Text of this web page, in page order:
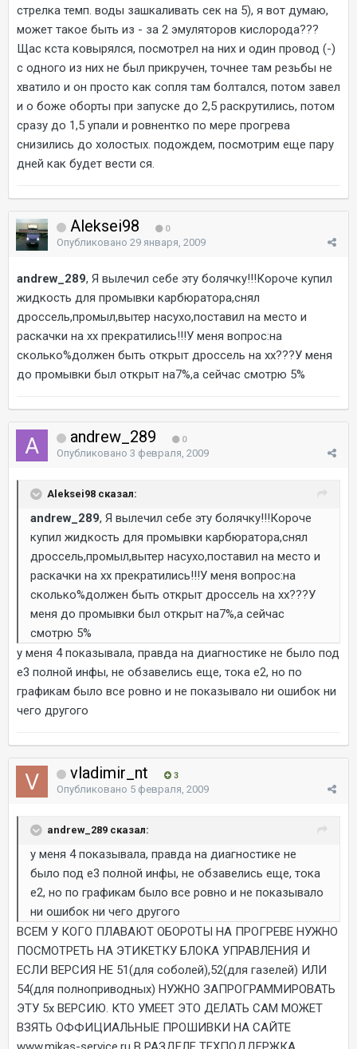
стрелка темп. воды зашкаливать сек на 5), я вот думаю,
может такое быть из - за 2 эмуляторов кислорода???
Щас кста ковырялся, посмотрел на них и один провод (-)
с одного из них не был прикручен, точнее там резьбы не
хватило и он просто как сопля там болтался, потом завел
и о боже оборты при запуске до 2,5 раскрутились, потом
сразу до 1,5 упали и ровнентко по мере прогрева
снизились до холостых. подождем, посмотрим еще пару
дней как будет вести ся.
Aleksei98 0
Опубликовано 29 января, 2009
andrew_289, Я вылечил себе эту болячку!!!Короче купил
жидкость для промывки карбюратора,снял
дроссель,промыл,вытер насухо,поставил на место и
раскачки на хх прекратились!!!У меня вопрос:на
сколько%должен быть открыт дроссель на хх???У меня
до промывки был открыт на7%,а сейчас смотрю 5%
andrew_289 0
Опубликовано 3 февраля, 2009
Aleksei98 сказал:
andrew_289, Я вылечил себе эту болячку!!!Короче
купил жидкость для промывки карбюратора,снял
дроссель,промыл,вытер насухо,поставил на место и
раскачки на хх прекратились!!!У меня вопрос:на
сколько%должен быть открыт дроссель на хх???У
меня до промывки был открыт на7%,а сейчас
смотрю 5%
у меня 4 показывала, правда на диагностике не было под
е3 полной инфы, не обзавелись еще, тока е2, но по
графикам было все ровно и не показывало ни ошибок ни
чего другого
vladimir_nt 3
Опубликовано 5 февраля, 2009
andrew_289 сказал:
у меня 4 показывала, правда на диагностике не
было под е3 полной инфы, не обзавелись еще, тока
е2, но по графикам было все ровно и не показывало
ни ошибок ни чего другого
ВСЕМ У КОГО ПЛАВАЮТ ОБОРОТЫ НА ПРОГРЕВЕ НУЖНО
ПОСМОТРЕТЬ НА ЭТИКЕТКУ БЛОКА УПРАВЛЕНИЯ И
ЕСЛИ ВЕРСИЯ НЕ 51(для соболей),52(для газелей) ИЛИ
54(для полноприводных) НУЖНО ЗАПРОГРАММИРОВАТЬ
ЭТУ 5х ВЕРСИЮ. КТО УМЕЕТ ЭТО ДЕЛАТЬ САМ МОЖЕТ
ВЗЯТЬ ОФФИЦИАЛЬНЫЕ ПРОШИВКИ НА САЙТЕ